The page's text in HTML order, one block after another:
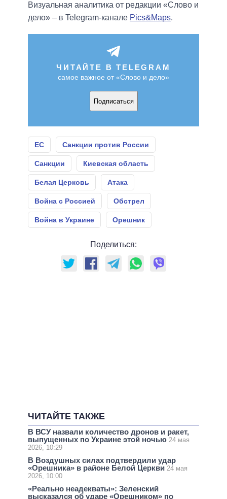
Визуальная аналитика от редакции «Слово и
дело» – в Telegram-канале Pics&Maps.
ЧИТАЙТЕ В TELEGRAM
самое важное от «Слово и дело»
Подписаться
ЕС Санкции против России
Санкции Киевская область
Белая Церковь Атака
Война с Россией Обстрел
Война в Украине Орешник
Поделиться:
ЧИТАЙТЕ ТАКЖЕ
В ВСУ назвали количество дронов и ракет,
выпущенных по Украине этой ночью 24 мая
2026, 10:29
В Воздушных силах подтвердили удар
«Орешника» в районе Белой Церкви 24 мая
2026, 10:00
«Реально неадекваты»: Зеленский
высказался об ударе «Орешником» по